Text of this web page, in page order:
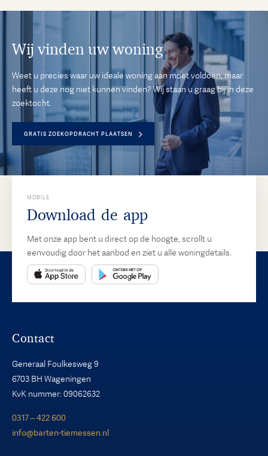
Wij vinden uw woning
Weet u precies waar uw ideale woning aan moet voldoen, maar
heeft u deze nog niet kunnen vinden? Wij staan u graag bij in deze
zoektocht.
GRATIS ZOEKOPDRACHT PLAATSEN
MOBILE
Download de app
Met onze app bent u direct op de hoogte, scrollt u
eenvoudig door het aanbod en ziet u alle woningdetails.
Contact
Generaal Foulkesweg 9
6703 BH Wageningen
KvK nummer: 09062632
0317 – 422 600
info@barten-tiemessen.nl